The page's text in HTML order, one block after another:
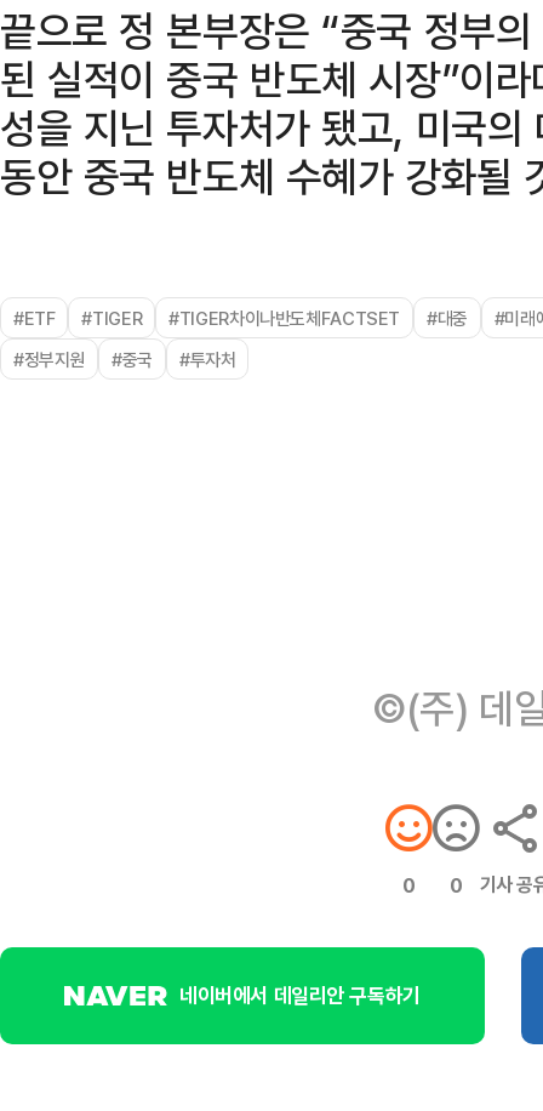
끝으로 정 본부장은 “중국 정부
된 실적이 중국 반도체 시장”이
성을 지닌 투자처가 됐고, 미국
동안 중국 반도체 수혜가 강화될
#ETF #TIGER #TIGER차이나반도체FACTSET #대중
#미래
#정부지원
#중국 #투자처
©(주) 데
0 0 기사 공
네이버에서 데일리안 구독하기